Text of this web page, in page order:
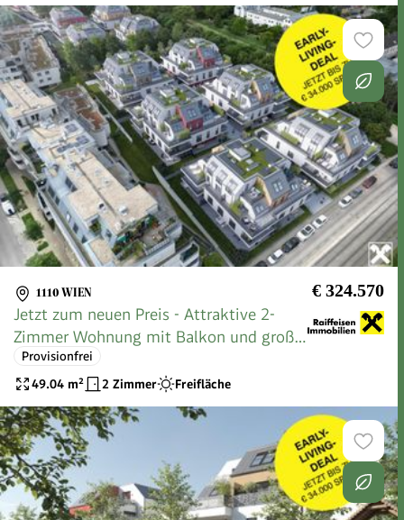
1110 WIEN € 324.570
Jetzt zum neuen Preis - Attraktive 2-
Zimmer Wohnung mit Balkon und großer
Terrasse - Wohlfühlen garantiert
Provisionfrei
49.04 m² 2 Zimmer Freifläche